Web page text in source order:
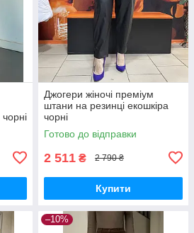
Джогери жіночі преміум
штани на резинці екошкіра
чорні
Готово до відправки
2 511 ₴ 2 790 ₴
Купити
–10%